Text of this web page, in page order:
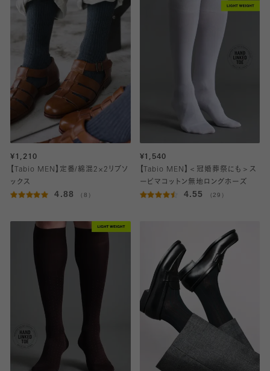
¥1,210
【Tabio MEN】定番/綿混2×2リブソ
ックス
4.88 （8）
¥1,540
【Tabio MEN】＜冠婚葬祭にも＞ス
ーピマコットン無地ロングホーズ
4.55 （29）